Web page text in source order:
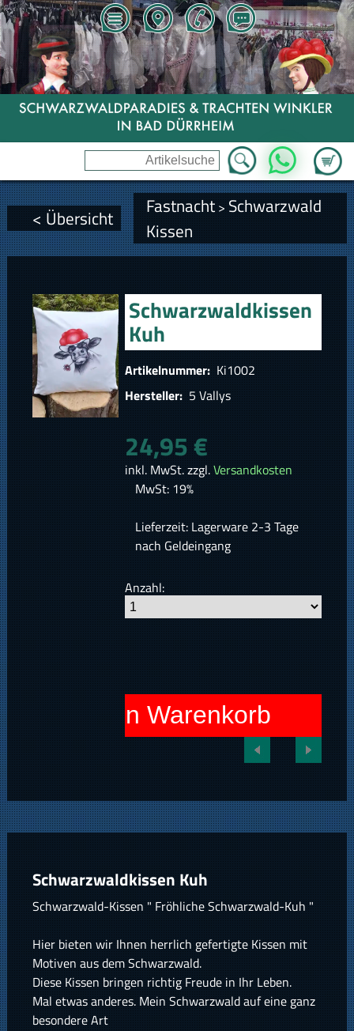
Zum
WhatsApp
< Übersicht Fastnacht> Schwarzwald
Kissen
Schwarzwaldkissen
Kuh
Artikelnummer: Ki1002
Hersteller: 5 Vallys
24,95 €
inkl. MwSt. zzgl.Versandkosten
MwSt: 19%
Lieferzeit: Lagerware 2-3 Tage
nach Geldeingang
Anzahl:
In den Warenkorb
Schwarzwaldkissen Kuh
Schwarzwald-Kissen " Fröhliche Schwarzwald-Kuh "
Hier bieten wir Ihnen herrlich gefertigte Kissen mit
Motiven aus dem Schwarzwald.
Diese Kissen bringen richtig Freude in Ihr Leben.
Mal etwas anderes. Mein Schwarzwald auf eine ganz
besondere Art